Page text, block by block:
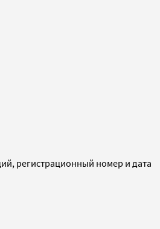
регистрационный номер и дата